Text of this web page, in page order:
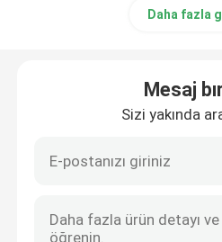
Hakkımızda
Daha fazla
Mesaj
Sizi yakında